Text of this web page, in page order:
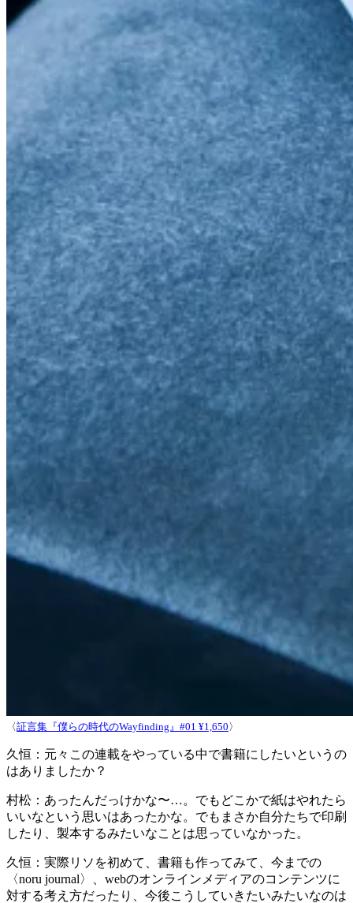
〈証言集『僕らの時代のWayfinding』#01 ¥1,650 〉
久恒： 元々この連載をやっている中で書籍にしたいというの
はありましたか？
村松： あったんだっけかな〜…。でもどこかで紙はやれたら
いいなという思いはあったかな。でもまさか自分たちで印刷
したり、製本するみたいなことは思っていなかった。
久恒： 実際リソを初めて、書籍も作ってみて、今までの
〈noru journal〉、webのオンラインメディアのコンテンツに
対する考え方だったり、今後こうしていきたいみたいなのは